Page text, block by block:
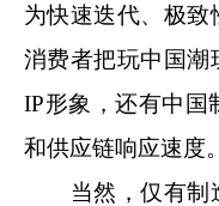
为快速迭代、极
消费者把玩中国潮
IP形象，还有中国
和供应链响应速度。
当然，仅有制